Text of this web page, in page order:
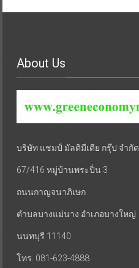
About Us
บริษัท แชมป์ มัลติมีเดีย กรุ๊ป จำกัด
67/416 หมู่บ้านพระปิ่น 3
ถนนกาญจนาภิเษก
ตำบลบางแม่นาง อำเภอบางใหญ่
นนทบุรี 11140
โทร. 081-623-4888